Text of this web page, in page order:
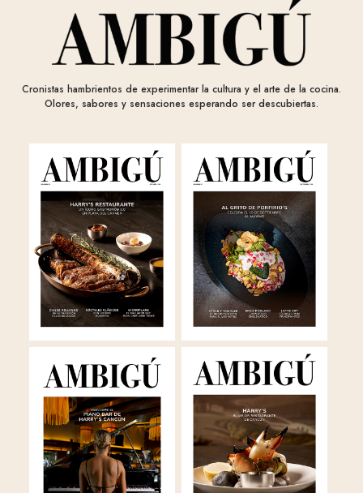
Cronistas hambrientos de experimentar la cultura y el arte de la cocina.
Olores, sabores y sensaciones esperando ser descubiertas.